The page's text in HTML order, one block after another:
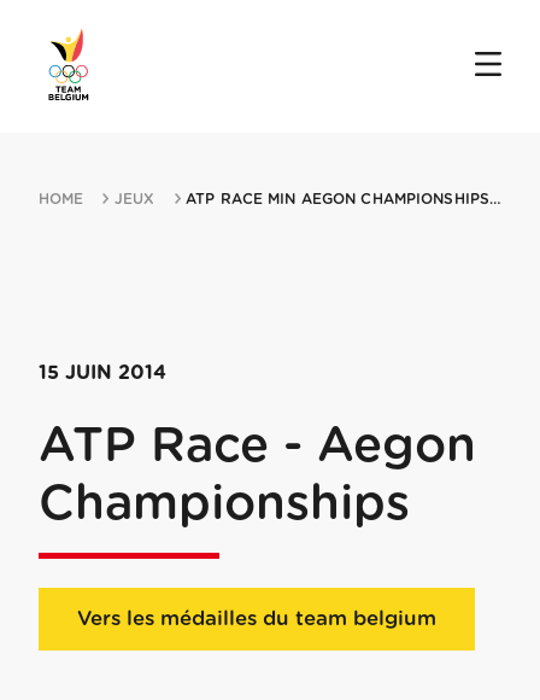
HOME JEUX ATP RACE MIN AEGON CHAMPIONSHIPS 15062014 LONDON
15 JUIN 2014
ATP Race - Aegon
Championships
Vers les médailles du team belgium